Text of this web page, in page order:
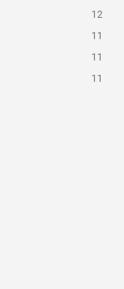
12
11
11
11